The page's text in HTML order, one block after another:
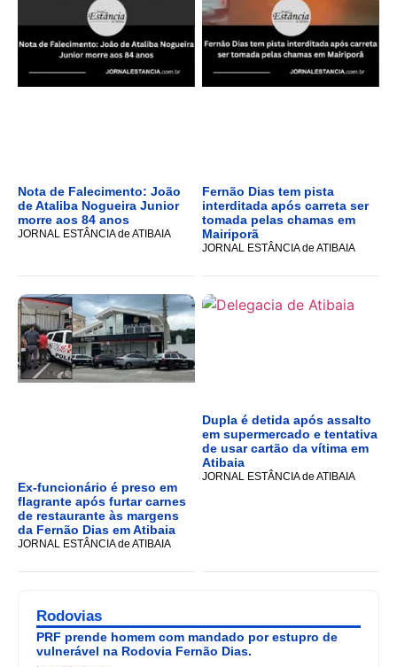
Nota de Falecimento: João
de Ataliba Nogueira Junior
morre aos 84 anos
JORNAL ESTÂNCIA de ATIBAIA
Fernão Dias tem pista
interditada após carreta ser
tomada pelas chamas em
Mairiporã
JORNAL ESTÂNCIA de ATIBAIA
Ex-funcionário é preso em
flagrante após furtar carnes
de restaurante às margens
da Fernão Dias em Atibaia
JORNAL ESTÂNCIA de ATIBAIA
Dupla é detida após assalto
em supermercado e tentativa
de usar cartão da vítima em
Atibaia
JORNAL ESTÂNCIA de ATIBAIA
Rodovias
PRF prende homem com mandado por estupro de
vulnerável na Rodovia Fernão Dias.